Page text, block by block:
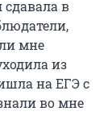
в
мне
из
на ЕГЭ с
во мне